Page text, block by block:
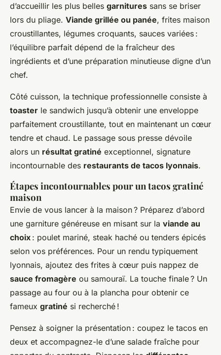
d’accueillir les plus belles garnitures sans se briser
lors du pliage. Viande grillée ou panée, frites maison
croustillantes, légumes croquants, sauces variées :
l’équilibre parfait dépend de la fraîcheur des
ingrédients et d’une préparation minutieuse digne d’un
chef.
Côté cuisson, la technique professionnelle consiste à
toaster le sandwich jusqu’à obtenir une enveloppe
parfaitement croustillante, tout en maintenant un cœur
tendre et chaud. Le passage sous presse dévoile
alors un résultat gratiné exceptionnel, signature
incontournable des restaurants de tacos lyonnais.
Étapes incontournables pour un tacos gratiné
maison
Envie de vous lancer à la maison ? Préparez d’abord
une garniture généreuse en misant sur la viande au
choix : poulet mariné, steak haché ou tenders épicés
selon vos préférences. Pour un rendu typiquement
lyonnais, ajoutez des frites à cœur puis nappez de
sauce fromagère ou samouraï. La touche finale ? Un
passage au four ou à la plancha pour obtenir ce
fameux gratiné si recherché !
Pensez à soigner la présentation : coupez le tacos en
deux et accompagnez-le d’une salade fraîche pour